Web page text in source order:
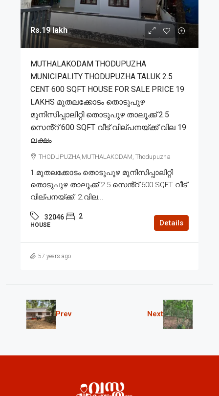
Rs.19 lakh
MUTHALAKODAM THODUPUZHA
MUNICIPALITY THODUPUZHA TALUK 2.5
CENT 600 SQFT HOUSE FOR SALE PRICE 19
LAKHS മുതലക്കോടം തൊടുപുഴ
മുനിസിപ്പാലിറ്റി തൊടുപുഴ താലൂക്ക് 2.5
സെൻ്റ് 600 SQFT വീട് വില്പനയ്ക്ക് വില 19
ലക്ഷം
THODUPUZHA,MUTHALAKODAM, Thodupuzha
1.മുതലക്കോടം തൊടുപുഴ മുനിസിപ്പാലിറ്റി
തൊടുപുഴ താലൂക്ക് 2.5 സെൻ്റ് 600 SQFT വീട്
വില്പനയ്ക്ക്. 2.വില...
32046 2
HOUSE Details
57 years ago
Prev Next